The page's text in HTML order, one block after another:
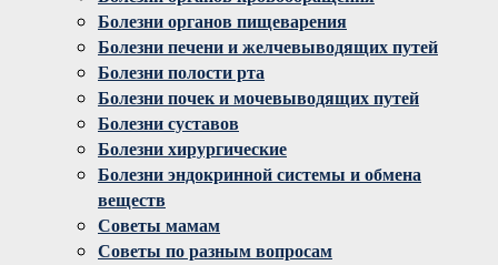
Болезни органов пищеварения
Болезни печени и желчевыводящих путей
Болезни полости рта
Болезни почек и мочевыводящих путей
Болезни суставов
Болезни хирургические
Болезни эндокринной системы и обмена
веществ
Советы мамам
Советы по разным вопросам